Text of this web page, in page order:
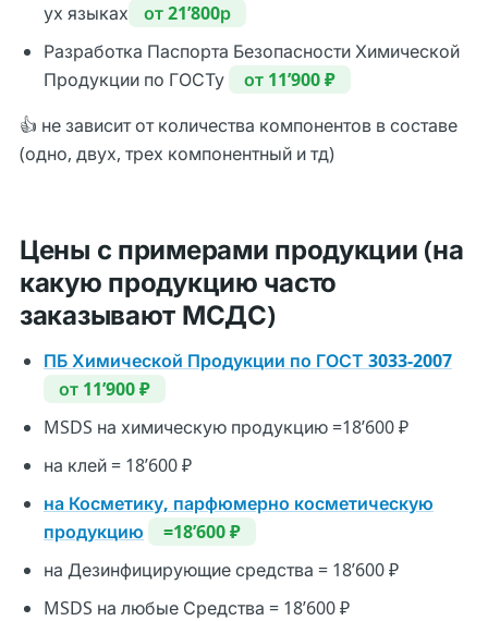
ух языках
от 21’800р
Разработка Паспорта Безопасности Химической
Продукции по ГОСТу
от 11’900 ₽
👍 не зависит от количества компонентов в составе
(одно, двух, трех компонентный и тд)
Цены с примерами продукции (на
какую продукцию часто
заказывают МСДС)
ПБ Химической Продукции по ГОСТ 3033-2007
от 11’900 ₽
MSDS на химическую продукцию =18’600 ₽
на клей = 18’600 ₽
на Косметику, парфюмерно косметическую
продукцию
=18’600 ₽
на Дезинфицирующие средства = 18’600 ₽
MSDS на любые Средства = 18’600 ₽